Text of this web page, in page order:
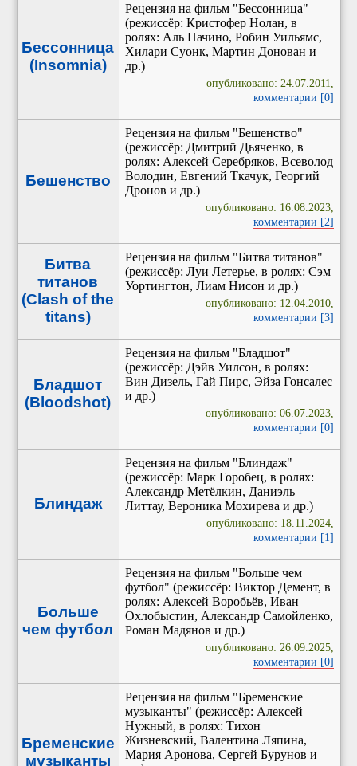
Бессонница
(Insomnia)
Рецензия на фильм "Бессонница"
(режиссёр: Кристофер Нолан, в
ролях: Аль Пачино, Робин Уильямс,
Хилари Суонк, Мартин Донован и
др.)
опубликовано: 24.07.2011,
комментарии [0]
Бешенство
Рецензия на фильм "Бешенство"
(режиссёр: Дмитрий Дьяченко, в
ролях: Алексей Серебряков, Всеволод
Володин, Евгений Ткачук, Георгий
Дронов и др.)
опубликовано: 16.08.2023,
комментарии [2]
Битва
титанов
(Clash of the
titans)
Рецензия на фильм "Битва титанов"
(режиссёр: Луи Летерье, в ролях: Сэм
Уортингтон, Лиам Нисон и др.)
опубликовано: 12.04.2010,
комментарии [3]
Бладшот
(Bloodshot)
Рецензия на фильм "Бладшот"
(режиссёр: Дэйв Уилсон, в ролях:
Вин Дизель, Гай Пирс, Эйза Гонсалес
и др.)
опубликовано: 06.07.2023,
комментарии [0]
Блиндаж
Рецензия на фильм "Блиндаж"
(режиссёр: Марк Горобец, в ролях:
Александр Метёлкин, Даниэль
Литтау, Вероника Мохирева и др.)
опубликовано: 18.11.2024,
комментарии [1]
Больше
чем футбол
Рецензия на фильм "Больше чем
футбол" (режиссёр: Виктор Демент, в
ролях: Алексей Воробьёв, Иван
Охлобыстин, Александр Самойленко,
Роман Мадянов и др.)
опубликовано: 26.09.2025,
комментарии [0]
Бременские
музыканты
Рецензия на фильм "Бременские
музыканты" (режиссёр: Алексей
Нужный, в ролях: Тихон
Жизневский, Валентина Ляпина,
Мария Аронова, Сергей Бурунов и